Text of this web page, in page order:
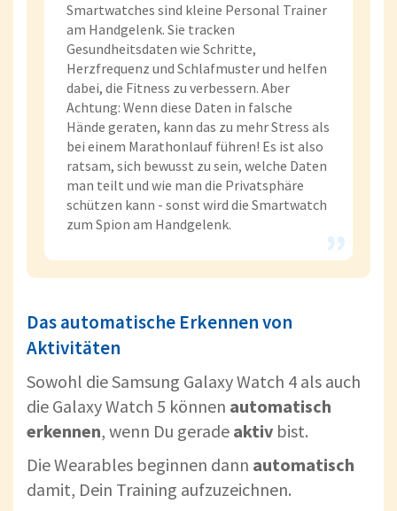
Smartwatches sind kleine Personal Trainer
am Handgelenk. Sie tracken
Gesundheitsdaten wie Schritte,
Herzfrequenz und Schlafmuster und helfen
dabei, die Fitness zu verbessern. Aber
Achtung: Wenn diese Daten in falsche
Hände geraten, kann das zu mehr Stress als
bei einem Marathonlauf führen! Es ist also
ratsam, sich bewusst zu sein, welche Daten
man teilt und wie man die Privatsphäre
schützen kann - sonst wird die Smartwatch
zum Spion am Handgelenk.
Das automatische Erkennen von
Aktivitäten
Sowohl die Samsung Galaxy Watch 4 als auch
die Galaxy Watch 5 können automatisch
erkennen, wenn Du gerade aktiv bist.
Die Wearables beginnen dann automatisch
damit, Dein Training aufzuzeichnen.